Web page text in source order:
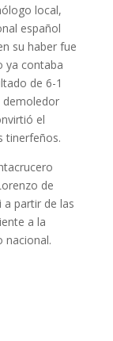
local,
español
su haber fue
ya contaba
de 6-1
demoledor
el
tinerfeños.
de
a partir de las
a la
nacional.